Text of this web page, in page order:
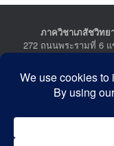
ภาควิชาเภสัชวิท
272 ถนนพระรามที่ 6 แ
Department of
272 Rama VI
Tel : +662-